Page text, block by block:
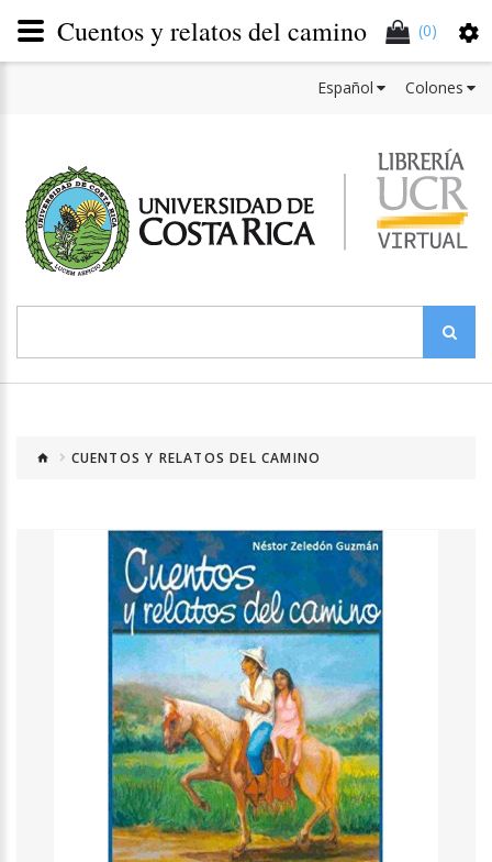
(0)
Colones
Español
CUENTOS Y RELATOS DEL CAMINO
Cuentos y relatos del camino